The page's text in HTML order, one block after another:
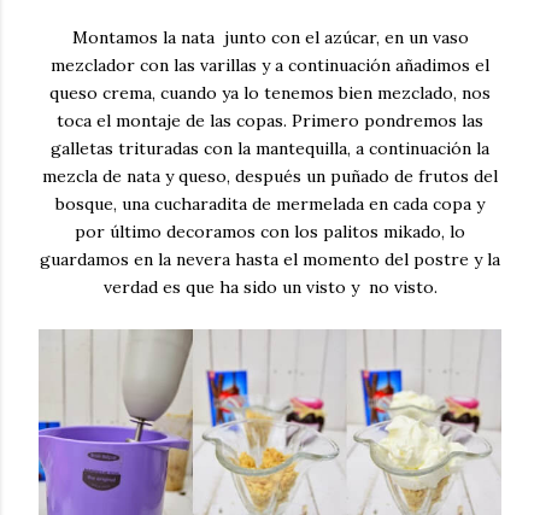
Montamos la nata junto con el azúcar, en un vaso
mezclador con las varillas y a continuación añadimos el
queso crema, cuando ya lo tenemos bien mezclado, nos
toca el montaje de las copas. Primero pondremos las
galletas trituradas con la mantequilla, a continuación la
mezcla de nata y queso, después un puñado de frutos del
bosque, una cucharadita de mermelada en cada copa y
por último decoramos con los palitos mikado, lo
guardamos en la nevera hasta el momento del postre y la
verdad es que ha sido un visto y no visto.